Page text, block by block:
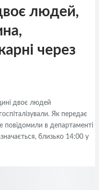
людей,
через
двоє людей
Як передає
повідомили в департаменті
близько 14:00 у